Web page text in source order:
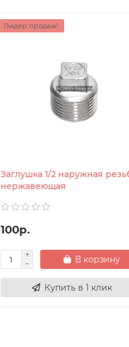
Лидер продаж!
Заглушка 1/2 наружная
нержавеющая
100р.
В корзину
Купить в 1 клик